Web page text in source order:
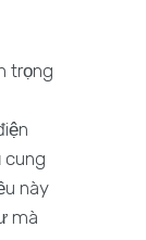
trọng
cung
này
mà